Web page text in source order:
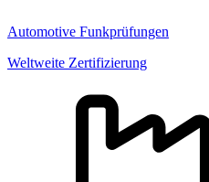
Automotive Funkprüfungen
Weltweite Zertifizierung